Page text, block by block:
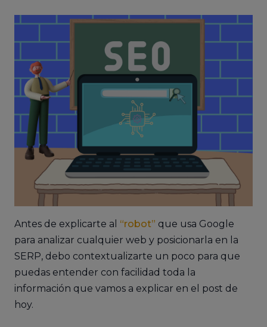
Antes de explicarte al “robot” que usa Google
para analizar cualquier web y posicionarla en la
SERP, debo contextualizarte un poco para que
puedas entender con facilidad toda la
información que vamos a explicar en el post de
hoy.